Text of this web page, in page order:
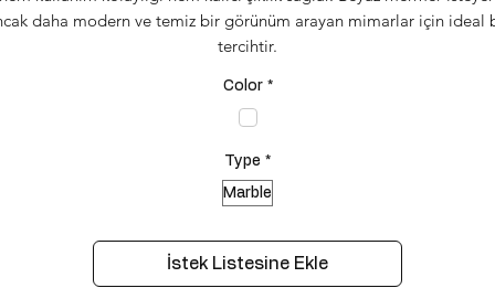
daha modern ve temiz bir görünüm arayan mimarlar için ideal
tercihtir.
Color *
Type *
Marble
İstek Listesine Ekle